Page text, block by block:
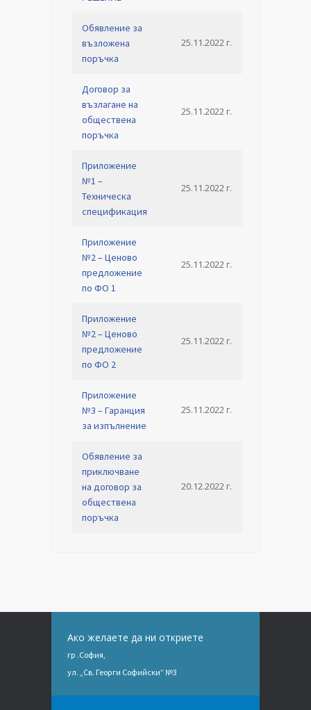
Обявление за
възложена
поръчка
25.11.2022 г.
Договор за
възлагане на
обществена
поръчка
25.11.2022 г.
Приложение
№1 –
Техническа
спецификация
25.11.2022 г.
Приложение
№2 – Ценово
предложение
по ФО 1
25.11.2022 г.
Приложение
№2 – Ценово
предложение
по ФО 2
25.11.2022 г.
Приложение
№3 – Гаранция
за изпълнение
25.11.2022 г.
Обявление за
приключване
на договор за
обществена
поръчка
20.12.2022 г.
Ако желаете да ни откриете
гр .София,
ул. „Св. Георги Софийски” №3